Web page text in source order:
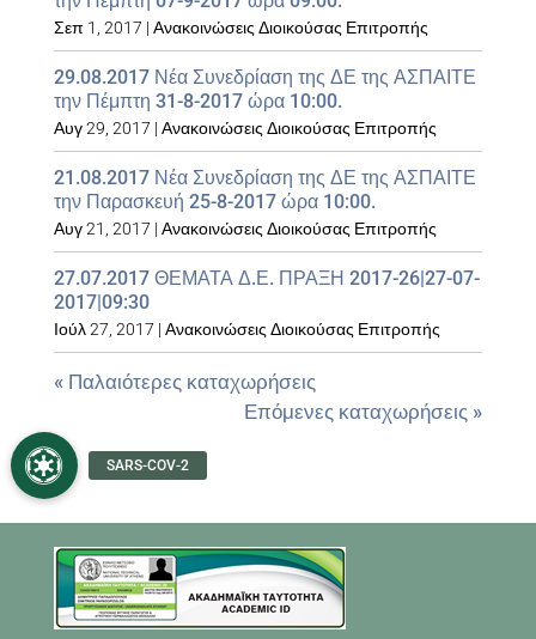
Σεπ 1, 2017 | Ανακοινώσεις Διοικούσας Επιτροπής
29.08.2017 Νέα Συνεδρίαση της ΔΕ της ΑΣΠΑΙΤΕ
την Πέμπτη 31-8-2017 ώρα 10:00.
Αυγ 29, 2017 | Ανακοινώσεις Διοικούσας Επιτροπής
21.08.2017 Νέα Συνεδρίαση της ΔΕ της ΑΣΠΑΙΤΕ
την Παρασκευή 25-8-2017 ώρα 10:00.
Αυγ 21, 2017 | Ανακοινώσεις Διοικούσας Επιτροπής
27.07.2017 ΘΕΜΑΤΑ Δ.Ε. ΠΡΑΞΗ 2017-26|27-07-
2017|09:30
Ιούλ 27, 2017 | Ανακοινώσεις Διοικούσας Επιτροπής
« Παλαιότερες καταχωρήσεις
Επόμενες καταχωρήσεις »